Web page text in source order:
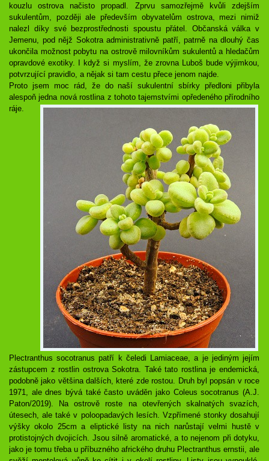
kouzlu ostrova načisto propadl. Zprvu samozřejmě kvůli zdejším
sukulentům, později ale především obyvatelům ostrova, mezi nimiž
nalezl díky své bezprostřednosti spoustu přátel. Občanská válka v
Jemenu, pod nějž Sokotra administrativně patří, patrně na dlouhý čas
ukončila možnost pobytu na ostrově milovníkům sukulentů a hledačům
opravdové exotiky. I když si myslím, že zrovna Luboš bude výjimkou,
potvrzující pravidlo, a nějak si tam cestu přece jenom najde.
Proto jsem moc rád, že do naší sukulentní sbírky předloni přibyla
alespoň jedna nová rostlina z tohoto tajemstvími opředeného přírodního
ráje.
Plectranthus socotranus patří k čeledi Lamiaceae, a je jediným jejím
zástupcem z rostlin ostrova Sokotra. Také tato rostlina je endemická,
podobně jako většina dalších, které zde rostou. Druh byl popsán v roce
1971, ale dnes bývá také často uváděn jako Coleus socotranus (A.J.
Paton/2019). Na ostrově roste na otevřených skalnatých svazích,
útesech, ale také v poloopadavých lesích. Vzpřímené stonky dosahují
výšky okolo 25cm a eliptické listy na nich narůstají velmi hustě v
protistojných dvojicích. Jsou silně aromatické, a to nejenom při dotyku,
jako je tomu třeba u příbuzného afrického druhu Plectranthus ernstii, ale